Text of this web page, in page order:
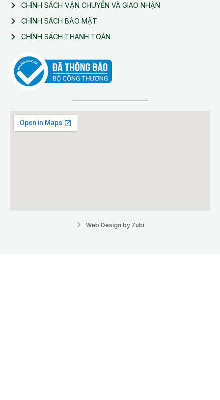
CHÍNH SÁCH VẬN CHUYỂN VÀ GIAO NHẬN
CHÍNH SÁCH BẢO MẬT
CHÍNH SÁCH THANH TOÁN
Web Design by Zubi